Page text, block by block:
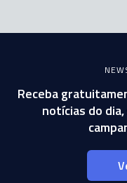
Receba
notícias do